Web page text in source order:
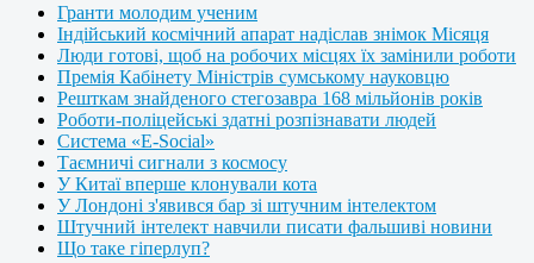
Гранти молодим ученим
Індійський космічний апарат надіслав знімок Місяця
Люди готові, щоб на робочих місцях їх замінили роботи
Премія Кабінету Міністрів сумському науковцю
Решткам знайденого стегозавра 168 мільйонів років
Роботи-поліцейські здатні розпізнавати людей
Система «E-Social»
Таємничі сигнали з космосу
У Китаї вперше клонували кота
У Лондоні з'явився бар зі штучним інтелектом
Штучний інтелект навчили писати фальшиві новини
Що таке гіперлуп?